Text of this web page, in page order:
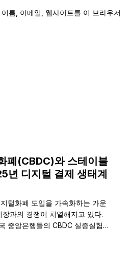
름, 이메일, 웹사이트를 이 브라우저
폐(CBDC)와 스테이블
년 디지털 결제 생태계
털화폐 도입을 가속화하는 가운
과의 경쟁이 치열해지고 있다.
중앙은행들의 CBDC 실증실험이